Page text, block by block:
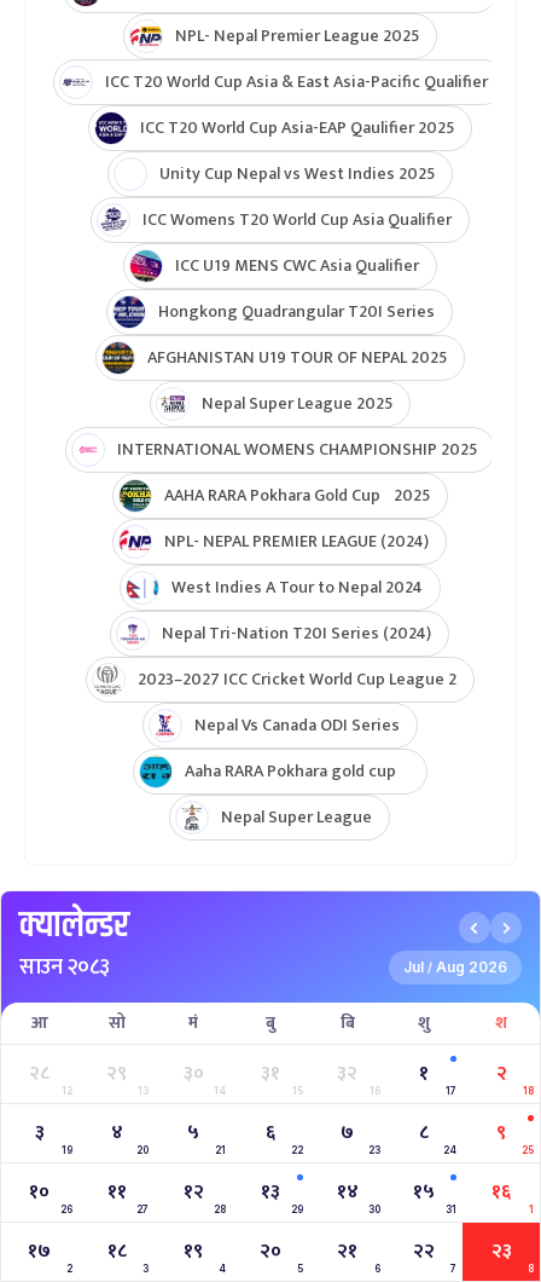
NPL- Nepal Premier League 2025
ICC T20 World Cup Asia & East Asia-Pacific Qualifier
ICC T20 World Cup Asia-EAP Qaulifier 2025
Unity Cup Nepal vs West Indies 2025
ICC Womens T20 World Cup Asia Qualifier
ICC U19 MENS CWC Asia Qualifier
Hongkong Quadrangular T20I Series
AFGHANISTAN U19 TOUR OF NEPAL 2025
Nepal Super League 2025
INTERNATIONAL WOMENS CHAMPIONSHIP 2025
AAHA RARA Pokhara Gold Cup 2025
NPL- NEPAL PREMIER LEAGUE (2024)
West Indies A Tour to Nepal 2024
Nepal Tri-Nation T20I Series (2024)
2023–2027 ICC Cricket World Cup League 2
Nepal Vs Canada ODI Series
Aaha RARA Pokhara gold cup
Nepal Super League
क्यालेन्डर
साउन २०८३ Jul / Aug 2026
आ सो मं बु बि शु श
२८
12
२९
13
३०
14
३१
15
३२
16
१
17
२
18
३
19
४
20
५
21
६
22
७
23
८
24
९
25
१०
26
११
27
१२
28
१३
29
१४
30
१५
31
१६
1
१७
2
१८
3
१९
4
२०
5
२१
6
२२
7
२३
8